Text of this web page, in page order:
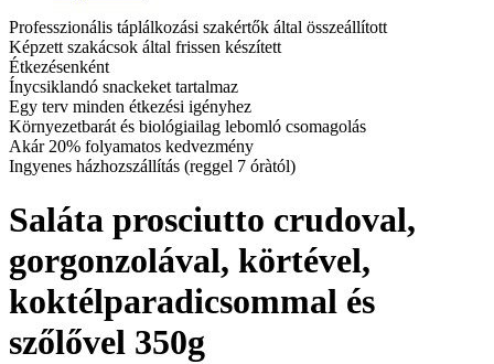
Professzionális táplálkozási szakértők által összeállított
Képzett szakácsok által frissen készített
Étkezésenként
Ínycsiklandó snackeket tartalmaz
Egy terv minden étkezési igényhez
Környezetbarát és biológiailag lebomló csomagolás
Akár 20% folyamatos kedvezmény
Ingyenes házhozszállítás (reggel 7 óràtól)
Saláta prosciutto crudoval,
gorgonzolával, körtével,
koktélparadicsommal és
szőlővel 350g